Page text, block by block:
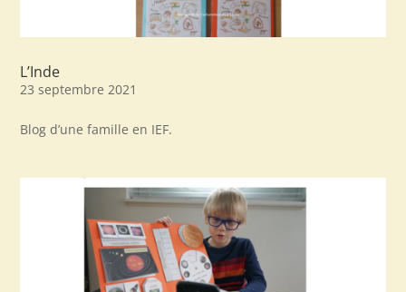
L’Inde
23 septembre 2021
Blog d’une famille en IEF.